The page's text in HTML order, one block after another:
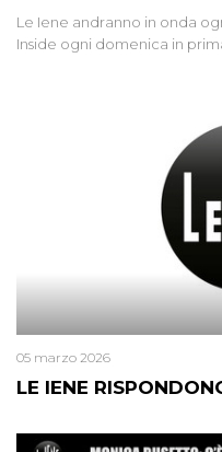
Le Iene andranno in onda
Inside ogni domenica in
LE IENE
05 marzo 2026